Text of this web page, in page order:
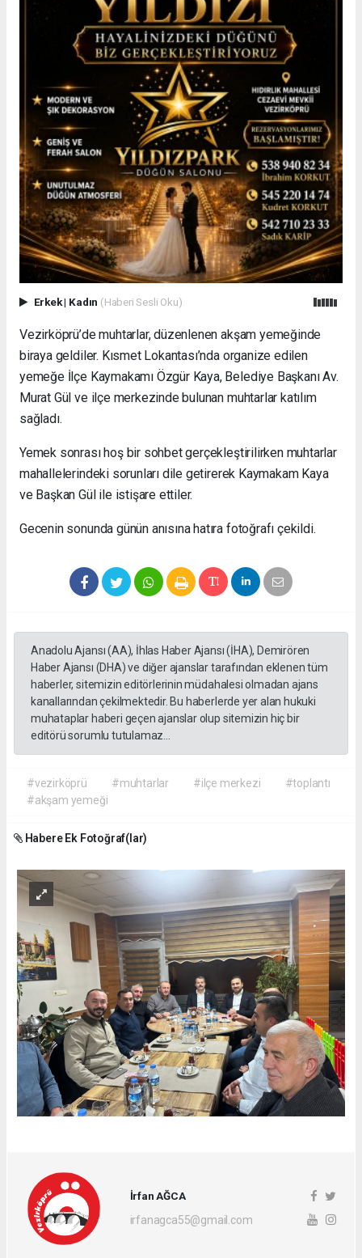
Erkek| Kadın (Haberi Sesli Oku)
Vezirköprü’de muhtarlar, düzenlenen akşam yemeğinde
biraya geldiler. Kısmet Lokantası’nda organize edilen
yemeğe İlçe Kaymakamı Özgür Kaya, Belediye Başkanı Av.
Murat Gül ve ilçe merkezinde bulunan muhtarlar katılım
sağladı.
Yemek sonrası hoş bir sohbet gerçekleştirilirken muhtarlar
mahallelerindeki sorunları dile getirerek Kaymakam Kaya
ve Başkan Gül ile istişare ettiler.
Gecenin sonunda günün anısına hatıra fotoğrafı çekildi.
Anadolu Ajansı (AA), İhlas Haber Ajansı (İHA), Demirören
Haber Ajansı (DHA) ve diğer ajanslar tarafından eklenen tüm
haberler, sitemizin editörlerinin müdahalesi olmadan ajans
kanallarından çekilmektedir. Bu haberlerde yer alan hukuki
muhataplar haberi geçen ajanslar olup sitemizin hiç bir
editörü sorumlu tutulamaz...
#vezirköprü #muhtarlar #ilçe merkezi
#toplantı
#akşam yemeği
Habere Ek Fotoğraf(lar)
İrfan AĞCA
irfanagca55@gmail.com